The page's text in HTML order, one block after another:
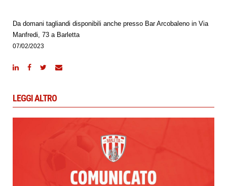
Da domani tagliandi disponibili anche presso Bar Arcobaleno in Via
Manfredi, 73 a Barletta
07/02/2023
LEGGI ALTRO